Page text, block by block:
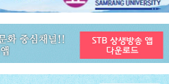
복구 안내
주간 추천 프로그램
주간 추천 프로그램